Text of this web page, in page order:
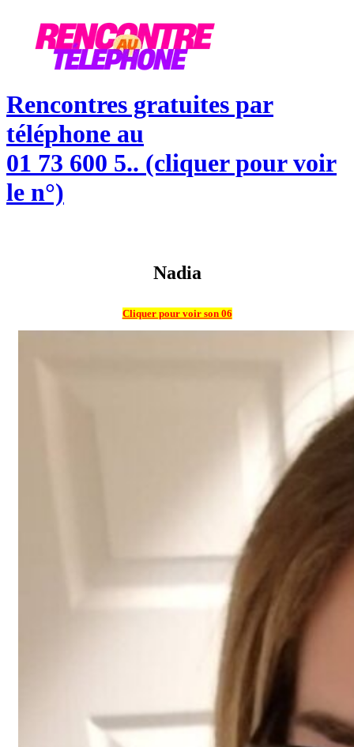
Rencontres gratuites par
téléphone au
01 73 600 5.. (cliquer pour voir
le n°)
Nadia
Cliquer pour voir son 06